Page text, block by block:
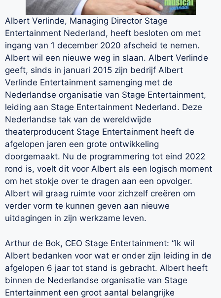
Albert Verlinde, Managing Director Stage
Entertainment Nederland, heeft besloten om met
ingang van 1 december 2020 afscheid te nemen.
Albert wil een nieuwe weg in slaan. Albert Verlinde
geeft, sinds in januari 2015 zijn bedrijf Albert
Verlinde Entertainment samenging met de
Nederlandse organisatie van Stage Entertainment,
leiding aan Stage Entertainment Nederland. Deze
Nederlandse tak van de wereldwijde
theaterproducent Stage Entertainment heeft de
afgelopen jaren een grote ontwikkeling
doorgemaakt. Nu de programmering tot eind 2022
rond is, voelt dit voor Albert als een logisch moment
om het stokje over te dragen aan een opvolger.
Albert wil graag ruimte voor zichzelf creëren om
verder vorm te kunnen geven aan nieuwe
uitdagingen in zijn werkzame leven.
Arthur de Bok, CEO Stage Entertainment: “Ik wil
Albert bedanken voor wat er onder zijn leiding in de
afgelopen 6 jaar tot stand is gebracht. Albert heeft
binnen de Nederlandse organisatie van Stage
Entertainment een groot aantal belangrijke